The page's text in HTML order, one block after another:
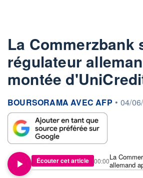
La Commerzbank
régulateur
montée
information fournie par
BOURSORAMA AVEC AFP • 04/
Écouter cet article
La
allemand
00:00